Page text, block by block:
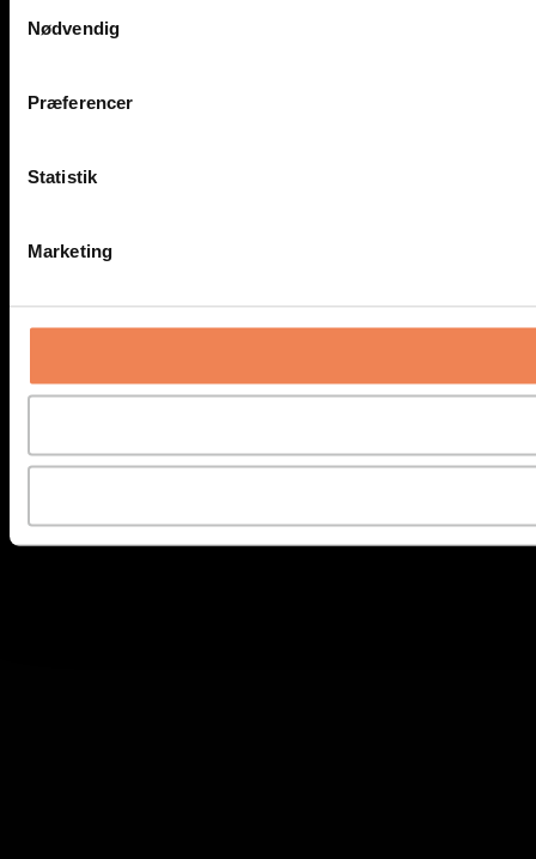
Nødvendig
Præferencer
Statistik
Marketing